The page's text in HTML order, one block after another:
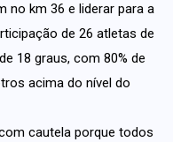
no km 36 e liderar para a
de 26 atletas de
18 graus, com 80% de
acima do nível do
cautela porque todos